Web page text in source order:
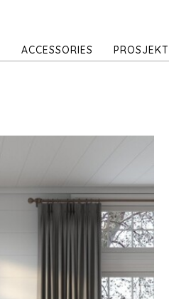
ACCESSORIES PROSJEKT